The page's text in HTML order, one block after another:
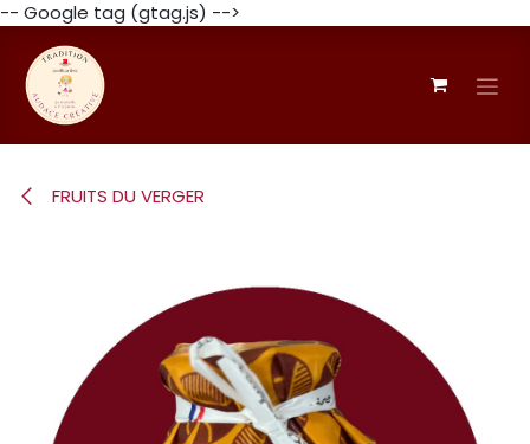
-- Google tag (gtag.js) -->
FRUITS DU VERGER